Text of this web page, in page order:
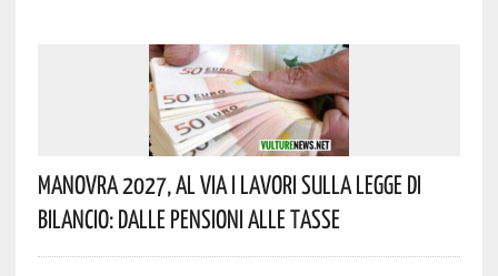
Manovra 2027, Al Via I Lavori Sulla Legge Di
Bilancio: Dalle Pensioni Alle Tasse